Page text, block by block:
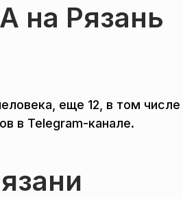
на Рязань
еще 12, в том
в Telegram-канале.